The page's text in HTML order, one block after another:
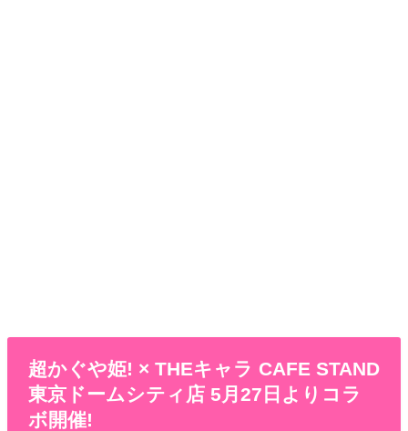
超かぐや姫! × THEキャラ CAFE STAND
東京ドームシティ店 5月27日よりコラ
ボ開催!